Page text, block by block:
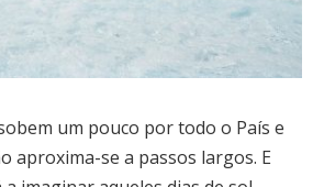
um pouco por todo o País e
aproxima-se a passos largos. E